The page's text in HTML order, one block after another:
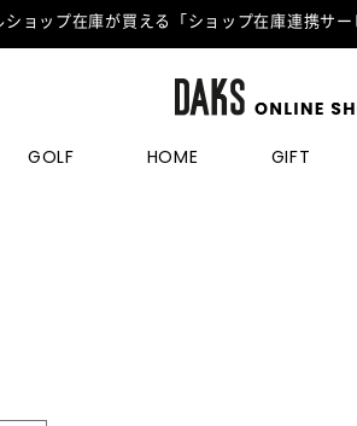
ョップ在庫が買える「ショップ在庫連携サ
GOLF HOME GIFT